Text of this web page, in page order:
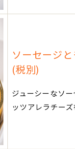
ソーセージ
(税別)
ジューシーなソ
ッツアレラチー